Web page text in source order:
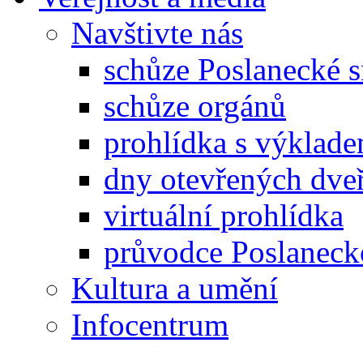
Navštivte nás
schůze Poslanecké
schůze orgánů
prohlídka s
dny otevřených
virtuální prohlídka
průvodce
Kultura a umění
Infocentrum